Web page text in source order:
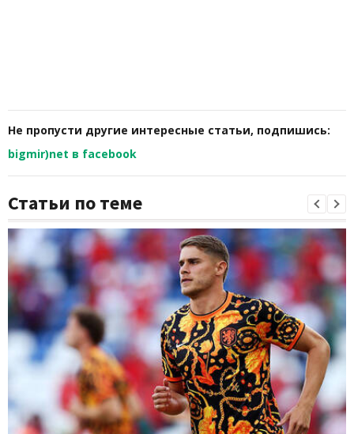
Не пропусти другие интересные статьи, подпишись:
bigmir)net в facebook
Статьи по теме